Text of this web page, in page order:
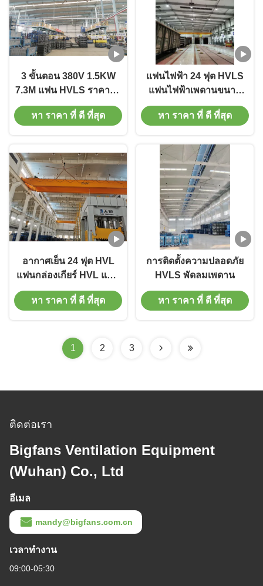
3 ขั้นตอน 380V 1.5KW
7.3M แฟน HVLS ราคาถูก
พร้อมกล่องควบคุม
หา ราคา ที่ ดี ที่สุด
แฟนไฟฟ้า 24 ฟุต HVLS
แฟนไฟฟ้าเพดานขนาด
ใหญ่ โลโก้ที่กําหนดเอง
หา ราคา ที่ ดี ที่สุด
อากาศเย็น 24 ฟุต HVL
แฟนกล่องเกียร์ HVL แฟน
โกดัง อากาศดี
หา ราคา ที่ ดี ที่สุด
การติดตั้งความปลอดภัย
HVLS พัดลมเพดาน
หา ราคา ที่ ดี ที่สุด
1 2 3
ติดต่อเรา
Bigfans Ventilation Equipment
(Wuhan) Co., Ltd
อีเมล
mandy@bigfans.com.cn
เวลาทํางาน
09:00-05:30